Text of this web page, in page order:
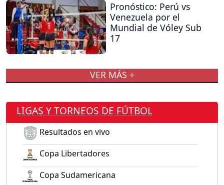
Pronóstico: Perú vs
Venezuela por el
Mundial de Vóley Sub
17
VER MÁS +
LIGAS Y TORNEOS DE FÚTBOL
Resultados en vivo
Copa Libertadores
Copa Sudamericana